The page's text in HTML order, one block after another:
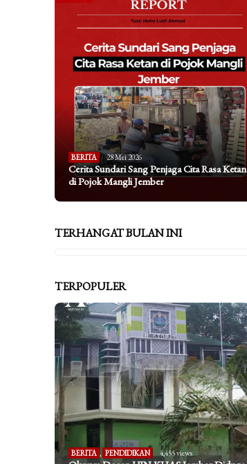
BERITA 28 Mei 2026
Cerita Sundari Sang Penjaga Cita Rasa Ketan
di Pojok Mangli Jember
TERHANGAT BULAN INI
TERPOPULER
BERITA , PENDIDIKAN 4,455 views